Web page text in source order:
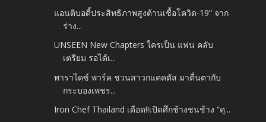
แอนติบอดี้ประสิทธิภาพสูงต้านเชื้อโควิด-19” จาก
ร่าง...
UNSEEN New Chapters ใครเป็น แฟน คลับ
เตรียม รอได้เ...
พาราไดซ์ พาร์ค ชวนสาวกแคคตัส มาตื่นตากับ
กระบองเพชร...
Iron Chef Thailand เดือด!!เปิดศึกช้างชนช้าง “คุ...